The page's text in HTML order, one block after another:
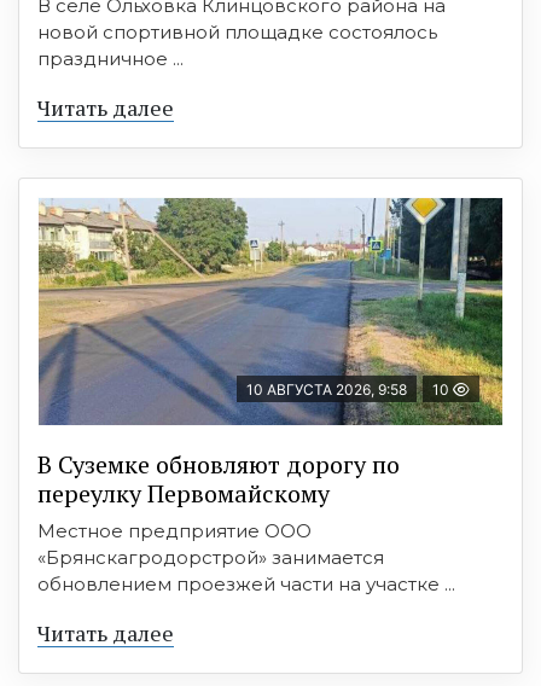
В селе Ольховка Клинцовского района на
новой спортивной площадке состоялось
праздничное ...
Читать далее
10 АВГУСТА 2026, 9:58 10
В Суземке обновляют дорогу по
переулку Первомайскому
Местное предприятие ООО
«Брянскагродорстрой» занимается
обновлением проезжей части на участке ...
Читать далее